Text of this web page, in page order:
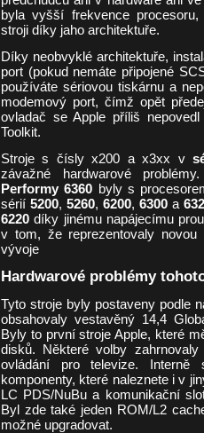
byla vyšší frekvence
stroji díky jaho architektuře.
Díky neobvyklé architektuře,
port (pokud nemáte připojené
používáte sériovou tiskárnu a
modemový port, čímž opět
ovladač se Apple příliš
Toolkit.
Stroje s čísly x200 a x3xx v
závažné hardwarové
Performy 6360 byly s
sérií 5200, 5260, 6200, 6300a
6220díky jinému napájecímu
v tom, že reprezentovaly novou
vývoje
Hardwarové problémy
Tyto stroje byly postaveny podle
obsahovaly vestavěný 14,4
Byly to první stroje Apple, které
disků. Některé volby
ovládání pro televize. Interně
komponenty, které naleznete i v
LC PDS/NuBu a komunikační
Byl zde také jeden ROM/L2
možné upgradovat.